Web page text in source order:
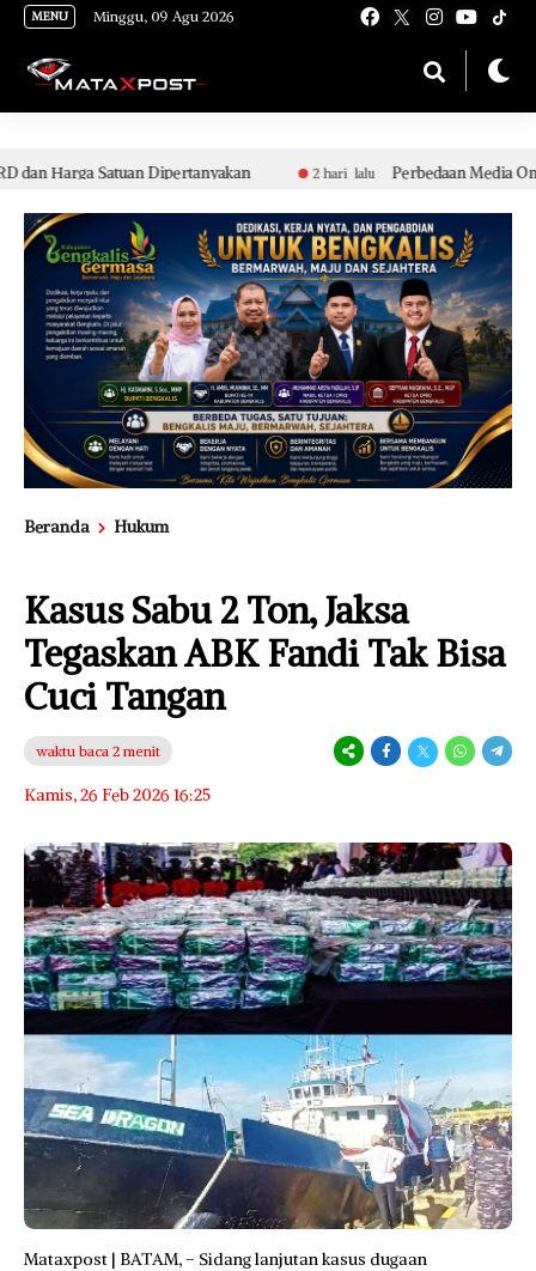
[gnpub_google_news_follow]
MENU Minggu, 09 Agu 2026
Dipertanyakan 2 hari lalu Perbedaan Media Online Bodong
Beranda Hukum
Kasus Sabu 2 Ton, Jaksa
Tegaskan ABK Fandi Tak Bisa
Cuci Tangan
waktu baca 2 menit
Kamis, 26 Feb 2026 16:25
Mataxpost | BATAM, – Sidang lanjutan kasus dugaan